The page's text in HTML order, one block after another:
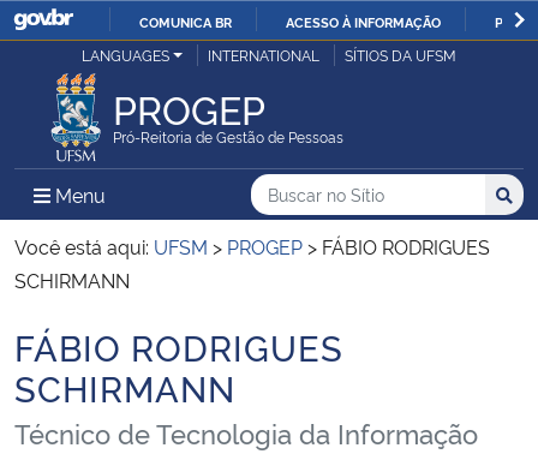
IR
COMUNICA BR ACESSO À INFORMAÇÃO
Ministério da Justiça e Segurança Pública
Ministério da Defesa
Ministério das Relações Exteriores
Ministério da Infraestrutura
Ministério da Agricultura, Pecuária e Abastecimento
LANGUAGES INTERNATIONAL SÍTIOS DA UFSM
PROGEP
Pró-Reitoria de Gestão de Pessoas
Menu Menu Principal do Sítio
Busca
Buscar no no Sítio
Busca:
Você está aqui: UFSM > PROGEP > FÁBIO RODRIGUES
SCHIRMANN
Início do conteúdo
FÁBIO RODRIGUES
SCHIRMANN
Técnico de Tecnologia da Informação